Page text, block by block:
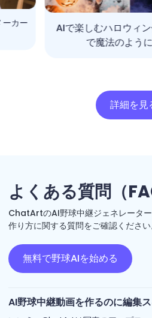
真1枚
同人スマートの違法サ
創作を楽しむ安
詳細を見
よくある質問（
ChatArtのAI野球中継ジェネレータ
作り方に関する質問をご確認ください
無料で野球AIを始める
AI野球中継動画を作るのに編集